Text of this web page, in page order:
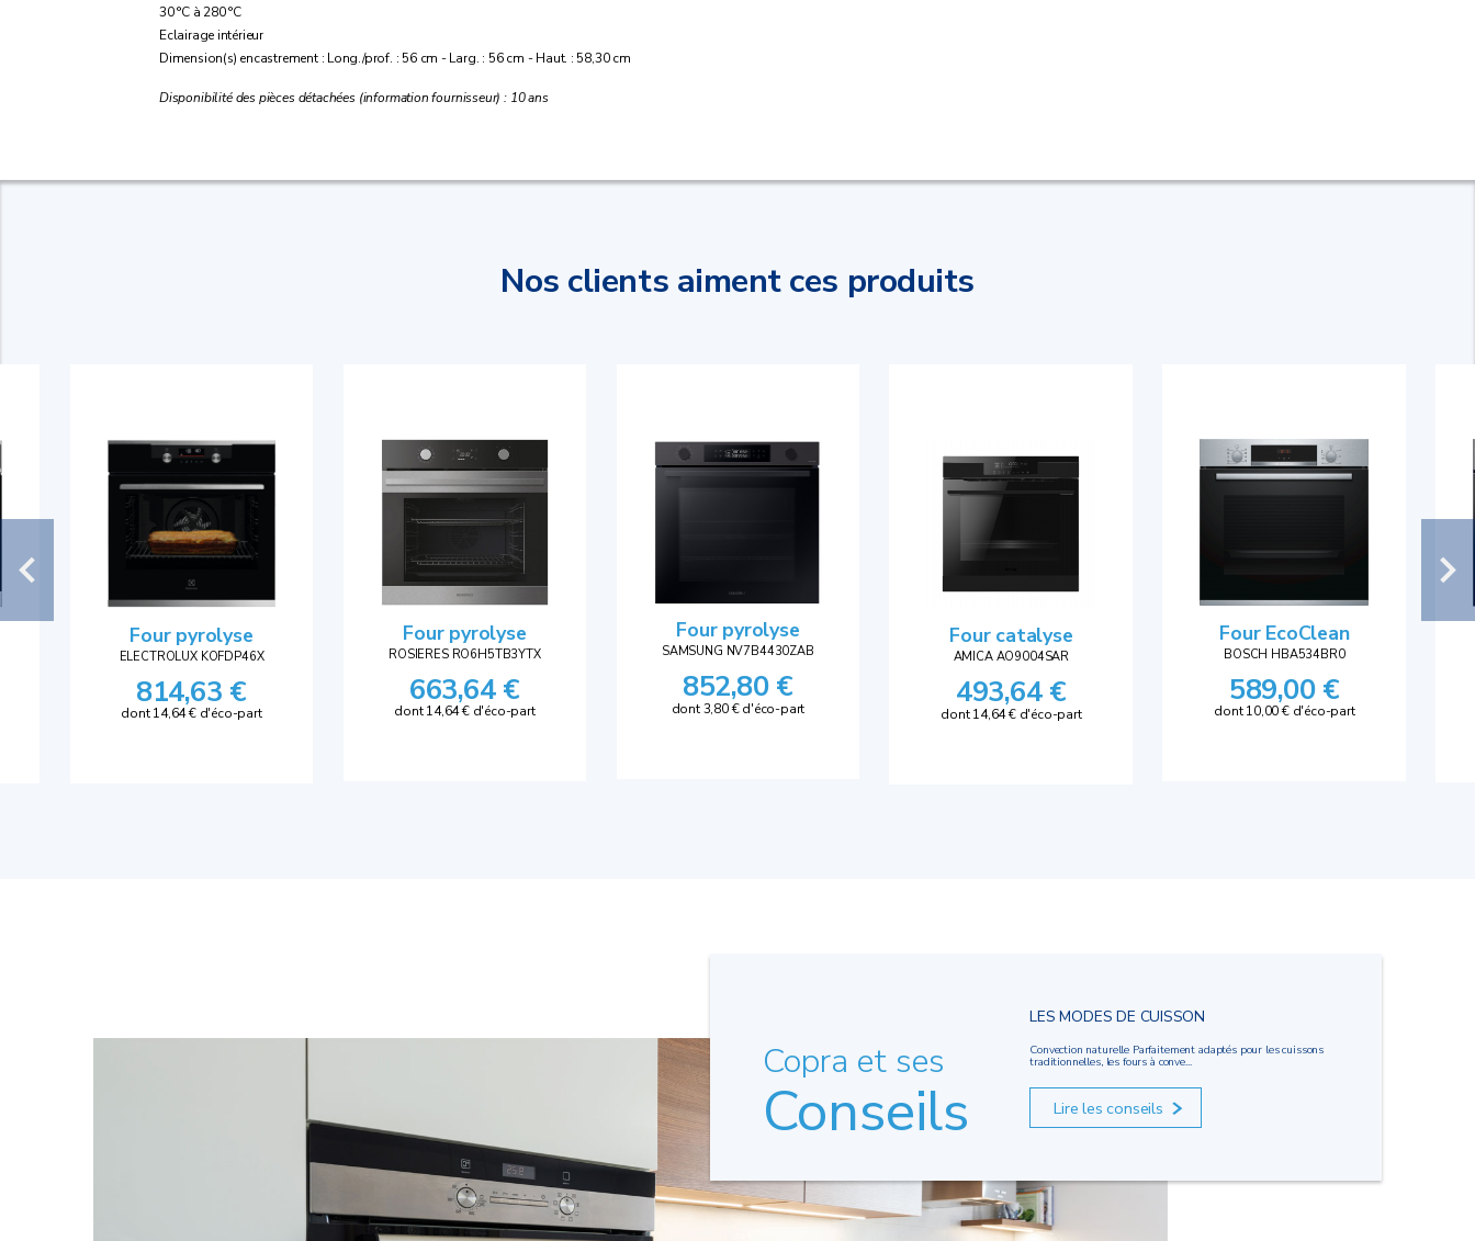
30 °C à 280 °C
Eclairage intérieur
Dimension(s) encastrement : Long./prof. : 56 cm - Larg. : 56 cm - Haut. : 58,30 cm
Disponibilité des pièces détachées (information fournisseur) : 10 ans
Nos clients aiment ces produits
Four pyrolyse
ELECTROLUX KOFDP46X
814,63 €
dont 14,64 € d'éco-part
Four pyrolyse
ROSIERES RO6H5TB3YTX
663,64 €
dont 14,64 € d'éco-part
Four pyrolyse
SAMSUNG NV7B4430ZAB
852,80 €
dont 3,80 € d'éco-part
Four catalyse
AMICA AO9004SAR
493,64 €
dont 14,64 € d'éco-part
Four EcoClean
BOSCH HBA534BR0
589,00 €
dont 10,00 € d'éco-part
Copra et ses
Conseils
LES MODES DE CUISSON
Convection naturelle Parfaitement adaptés pour les cuissons
traditionnelles, les fours à conve...
Lire les conseils